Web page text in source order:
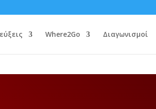
Where2Go Διαγωνισμοί